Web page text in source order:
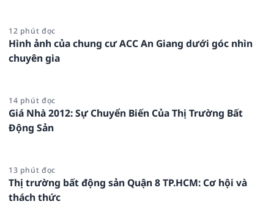
12 phút đọc
Hình ảnh của chung cư ACC An Giang dưới góc nhìn
chuyên gia
14 phút đọc
Giá Nhà 2012: Sự Chuyển Biến Của Thị Trường Bất
Động Sản
13 phút đọc
Thị trường bất động sản Quận 8 TP.HCM: Cơ hội và
thách thức